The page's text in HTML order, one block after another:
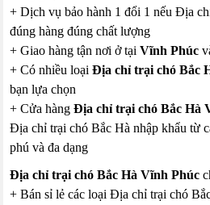
+ Dịch vụ bảo hành 1 đổi 1 nếu Địa
đúng hàng đúng chất lượng
+ Giao hàng tận nơi ở tạiVĩnh Phúc
+ Có nhiều loạiĐịa chỉ trại chó Bắc
bạn lựa chọn
+ Cửa hàngĐịa chỉ trại chó Bắc Hà
Địa chỉ trại chó Bắc Hà nhập khẩu từ
phú và đa dạng
Địa chỉ trại chó Bắc Hà Vĩnh Phúc
+ Bán sỉ lẻ các loại Địa chỉ trại chó